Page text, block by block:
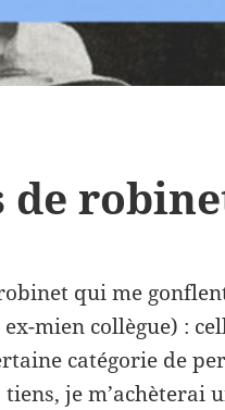
de
qui me
mien collègue) :
catégorie de
je m’achèterai